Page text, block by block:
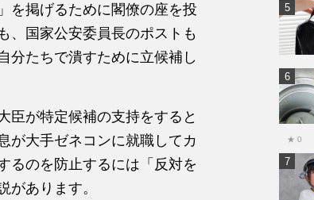
を掲げるために閣僚の座を投
、国家公安委員長のポストも
分たちで潰すために立候補し
臣が特定候補の支持をすると
が大手ゼネコンに就職してカ
るのを防止するには「反対を
があります。
★ 0